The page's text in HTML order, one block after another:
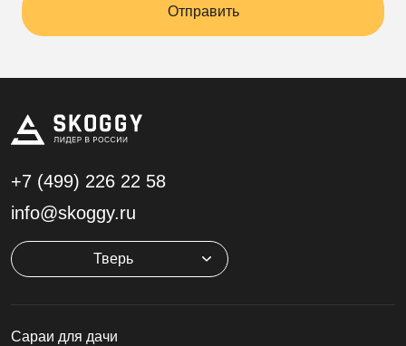
Отправить
+7 (499) 226 22 58
info@skoggy.ru
Тверь
Cараи для дачи